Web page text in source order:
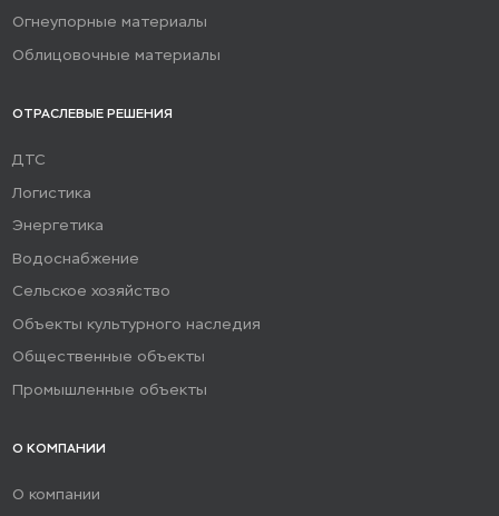
Огнеупорные материалы
Облицовочные материалы
ОТРАСЛЕВЫЕ РЕШЕНИЯ
ДТС
Логистика
Энергетика
Водоснабжение
Сельское хозяйство
Объекты культурного наследия
Общественные объекты
Промышленные объекты
О КОМПАНИИ
О компании